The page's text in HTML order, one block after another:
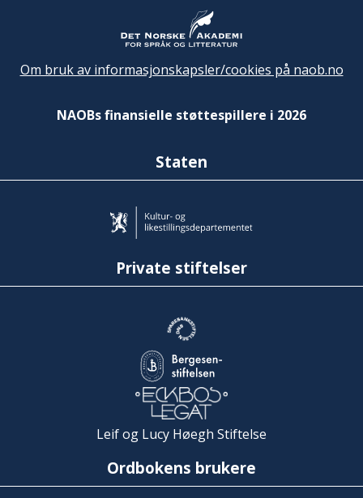
Om bruk av informasjonskapsler/cookies på naob.no
NAOBs finansielle støttespillere i 2026
Staten
Private stiftelser
Leif og Lucy Høegh Stiftelse
Ordbokens brukere